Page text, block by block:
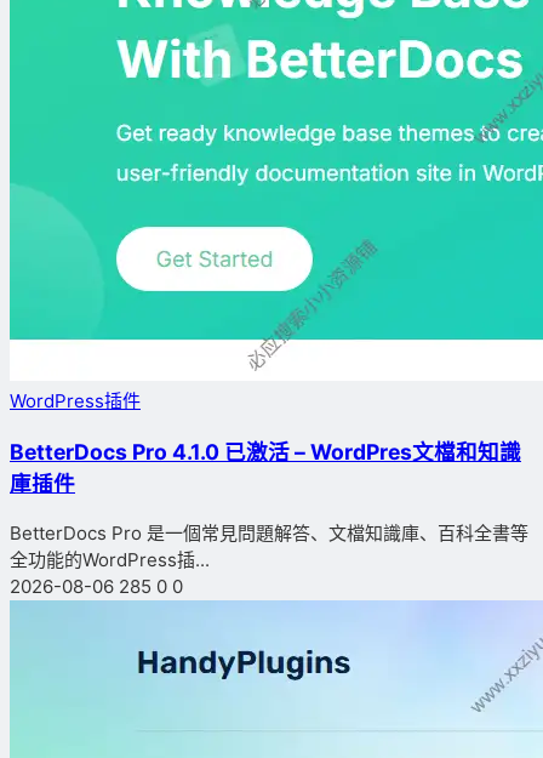
WordPress插件
BetterDocs Pro 4.1.0 已激活 – WordPres文檔和知識
庫插件
BetterDocs Pro 是一個常見問題解答、文檔知識庫、百科全書等
全功能的WordPress插...
2026-08-06 285 0 0